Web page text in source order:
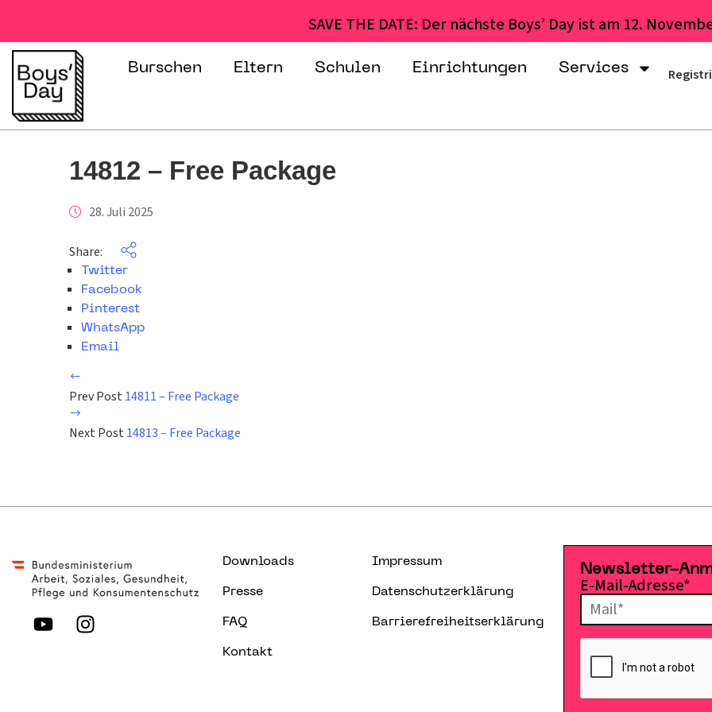
SAVE THE DATE: Der nächste Boys’ Day ist am 12.
Burschen Eltern Schulen Einrichtungen Services
14812 – Free Package
28. Juli 2025
Share:
Twitter
Facebook
Pinterest
WhatsApp
Email
Prev Post 14811 – Free Package
Next Post 14813 – Free Package
Downloads
Presse
FAQ
Kontakt
Impressum
Datenschutzerklärung
Barrierefreiheitserklärung
Newsletter-
E-Mail-Adresse*